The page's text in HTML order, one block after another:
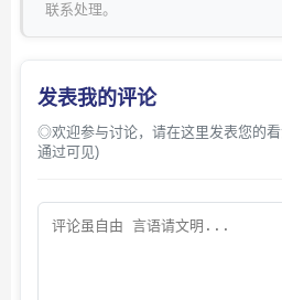
联系处理。
发表我的评论
◎欢迎参与讨论，请在这里发表您的
通过可见)